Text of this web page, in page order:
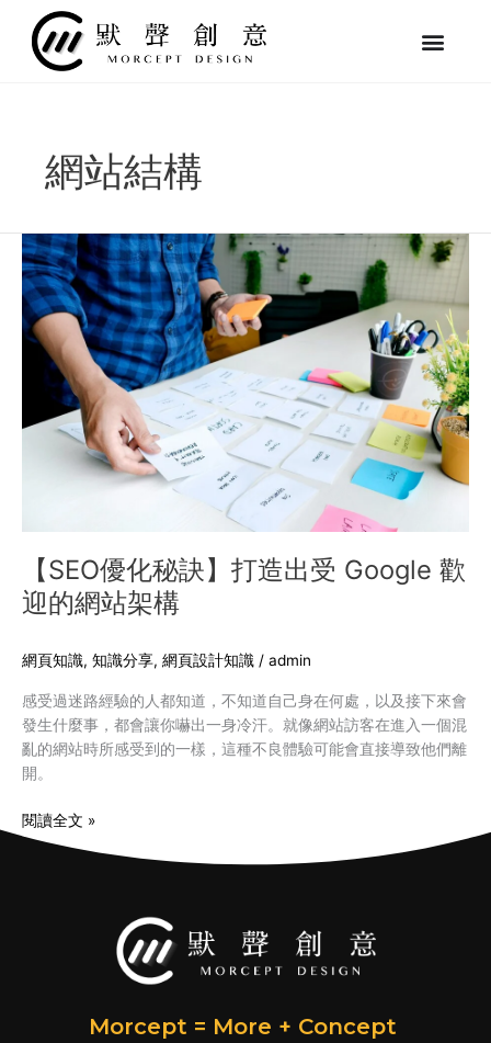
網站結構
【SEO優化秘訣】打造出受 Google 歡
迎的網站架構
網頁知識, 知識分享, 網頁設計知識 / admin
感受過迷路經驗的人都知道，不知道自己身在何處，以及接下來會
發生什麼事，都會讓你嚇出一身冷汗。就像網站訪客在進入一個混
亂的網站時所感受到的一樣，這種不良體驗可能會直接導致他們離
開。
【SEO
優
化
秘
訣】
的
架
閱讀全文 »
Morcept = More + Concept